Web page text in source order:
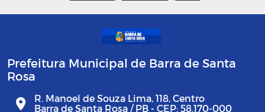
Prefeitura Municipal de Barra de Santa
Rosa
R. Manoel de Souza Lima, 118, Centro
Barra de Santa Rosa / PB - CEP: 58.170-000